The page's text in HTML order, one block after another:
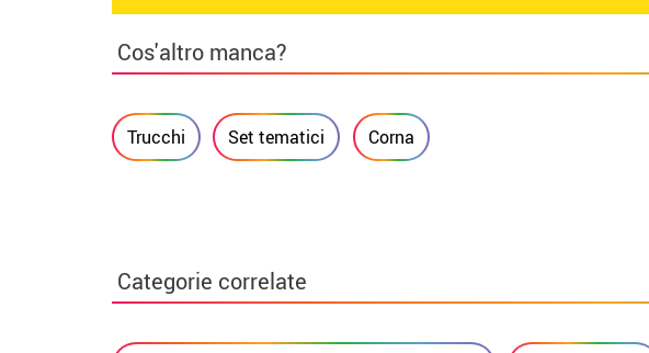
Cos'altro manca?
Trucchi Set tematici Corna
Categorie correlate